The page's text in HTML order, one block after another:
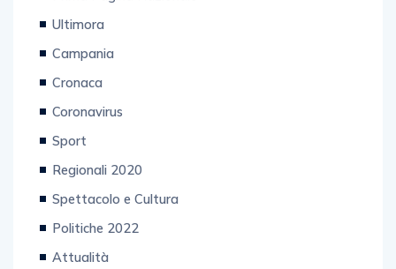
Ultimora
Campania
Cronaca
Coronavirus
Sport
Regionali 2020
Spettacolo e Cultura
Politiche 2022
Attualità